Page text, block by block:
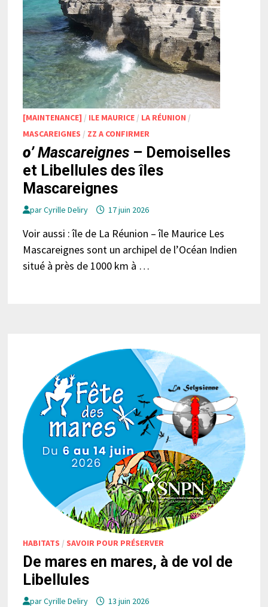
[MAINTENANCE] / ILE MAURICE/ LA RÉUNION /
MASCAREIGNES / ZZ A CONFIRMER
o’Mascareignes– Demoiselles
et Libellules des îles
Mascareignes
parCyrille Deliry 17 juin 2026
Voir aussi : île de La Réunion – île Maurice Les
Mascareignes sont un archipel de l’Océan Indien
situé à près de 1000 km à …
HABITATS / SAVOIR POUR PRÉSERVER
De mares en mares, à de vol de
Libellules
parCyrille Deliry 13 juin 2026